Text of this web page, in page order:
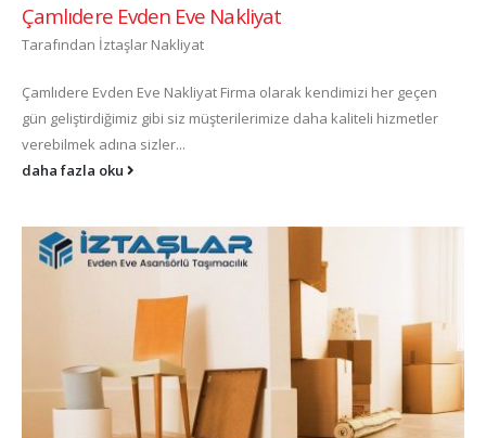
Çamlıdere Evden Eve Nakliyat
Tarafından İztaşlar Nakliyat
Çamlıdere Evden Eve Nakliyat Firma olarak kendimizi her geçen
gün geliştirdiğimiz gibi siz müşterilerimize daha kaliteli hizmetler
verebilmek adına sizler...
daha fazla oku